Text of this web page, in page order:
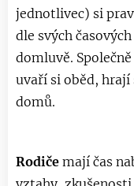
jednotlivec) si
dle svých
domluvě.
uvaří si oběd, hrají
domů.
Rodiče mají čas